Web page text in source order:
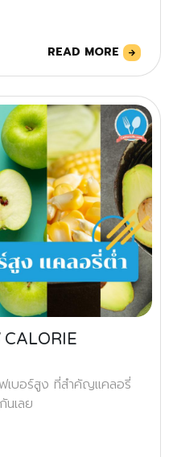
READ MORE
ฟเบอร์สูง ที่สำคัญแคลอรี่
นเลย